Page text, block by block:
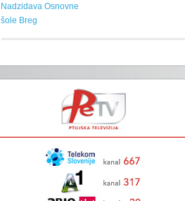
Nadzidava Osnovne
šole Breg